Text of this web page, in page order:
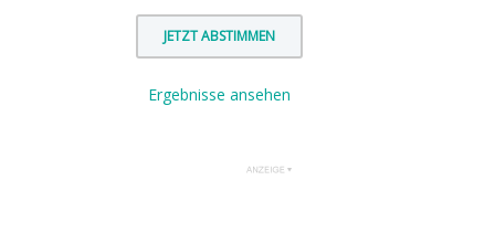
Ergebnisse ansehen